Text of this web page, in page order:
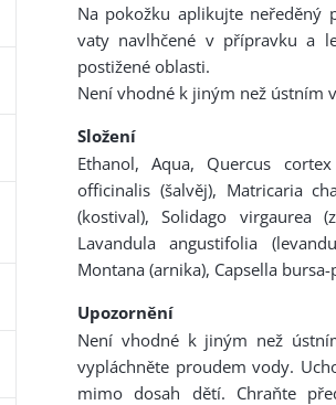
Na pokožku aplikujte neředěný
vaty navlhčené v přípravku a
postižené oblasti.
Není vhodné k jiným než ústním
Složení
Ethanol, Aqua, Quercus
officinalis (šalvěj), Matricaria
(kostival), Solidago virgaurea
Lavandula angustifolia
Montana (arnika), Capsella
Upozornění
Není vhodné k jiným než
vypláchněte proudem vody.
mimo dosah dětí. Chraňte